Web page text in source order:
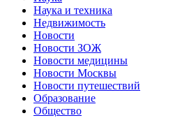
Наука и техника
Недвижимость
Новости
Новости ЗОЖ
Новости медицины
Новости Москвы
Новости путешествий
Образование
Общество